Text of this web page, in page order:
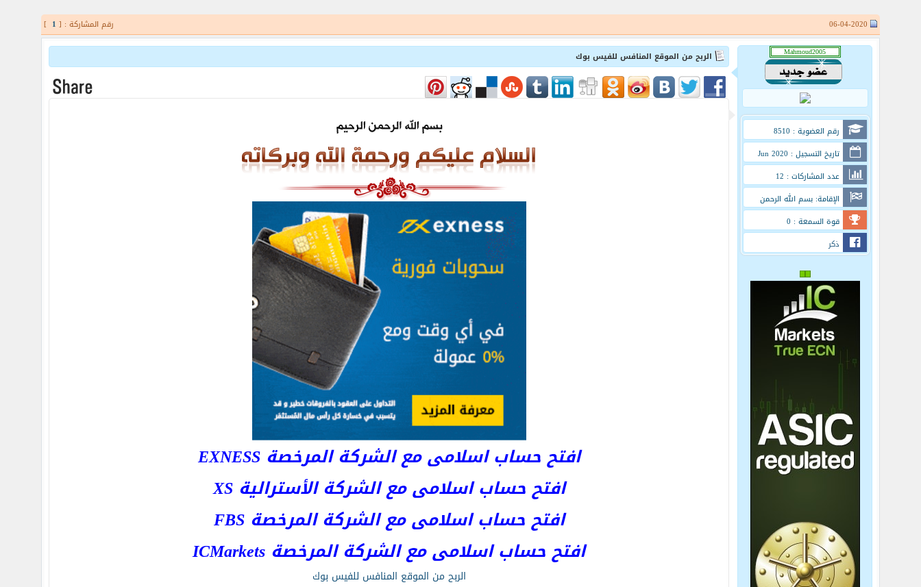
رقم المشاركة : [ 1
]
رقم العضوية : 8510
تاريخ التسجيل : Jun 2020
عدد المشاركات : 12
الإقامة: بسم الله الرحمن
الرحيم
قوة السمعة : 0
ذكر
الربح من الموقع المنافس للفيس بوك
افتح حساب اسلامى مع الشركة المرخصة EXNESS
افتح حساب اسلامى مع الشركة الأسترالية XS
افتح حساب اسلامى مع الشركة المرخصة FBS
افتح حساب اسلامى مع الشركة المرخصة ICMarkets
الربح من الموقع المنافس للفيس بوك